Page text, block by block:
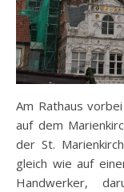
Am Rathaus
auf dem
der St.
gleich wie auf
Handwerker,